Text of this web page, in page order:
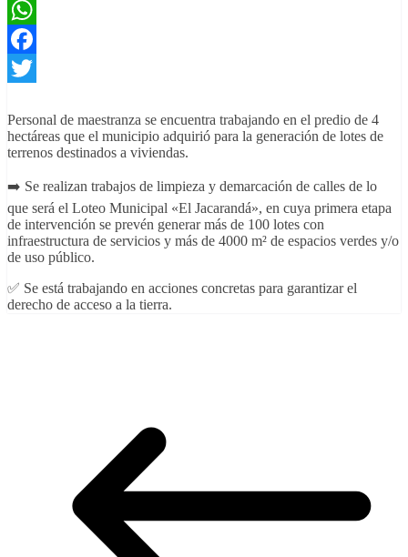
WhatsApp
Facebook
Personal de maestranza se encuentra trabajando en el predio de 4
hectáreas que el municipio adquirió para la generación de lotes de
terrenos destinados a viviendas.
➡️ Se realizan trabajos de limpieza y demarcación de calles de lo
que será el Loteo Municipal «El Jacarandá», en cuya primera etapa
de intervención se prevén generar más de 100 lotes con
infraestructura de servicios y más de 4000 m² de espacios verdes y/o
de uso público.
✅ Se está trabajando en acciones concretas para garantizar el
derecho de acceso a la tierra.